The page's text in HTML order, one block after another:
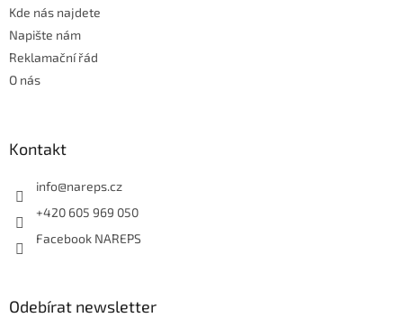
Kde nás najdete
Napište nám
Reklamační řád
O nás
Kontakt
info@nareps.cz
+420 605 969 050
Facebook NAREPS
Odebírat newsletter